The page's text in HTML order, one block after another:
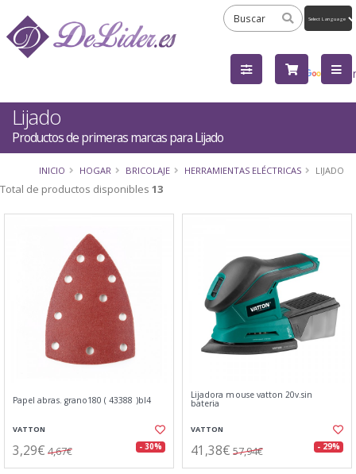
by
Lijado
Productos de primeras marcas para Lijado
INICIO HOGAR BRICOLAJE HERRAMIENTAS ELÉCTRICAS LIJADO
Total de productos disponibles 13
Papel abras. grano180 ( 43388 )bl4
VATTON
3,29€ 4,67€ - 30%
Lijadora mouse vatton 20v.sin
bateria
VATTON
41,38€ 57,94€ - 29%